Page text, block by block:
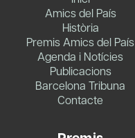
Amics del País
Història
Premis Amics del País
Agenda i Notícies
Publicacions
Barcelona Tribuna
Contacte